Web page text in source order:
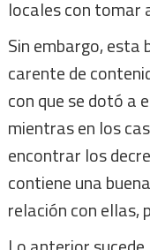
locales con tomar
Sin embargo, esta
carente de
con que se dotó a
mientras en los
encontrar los
contiene una
relación con ellas,